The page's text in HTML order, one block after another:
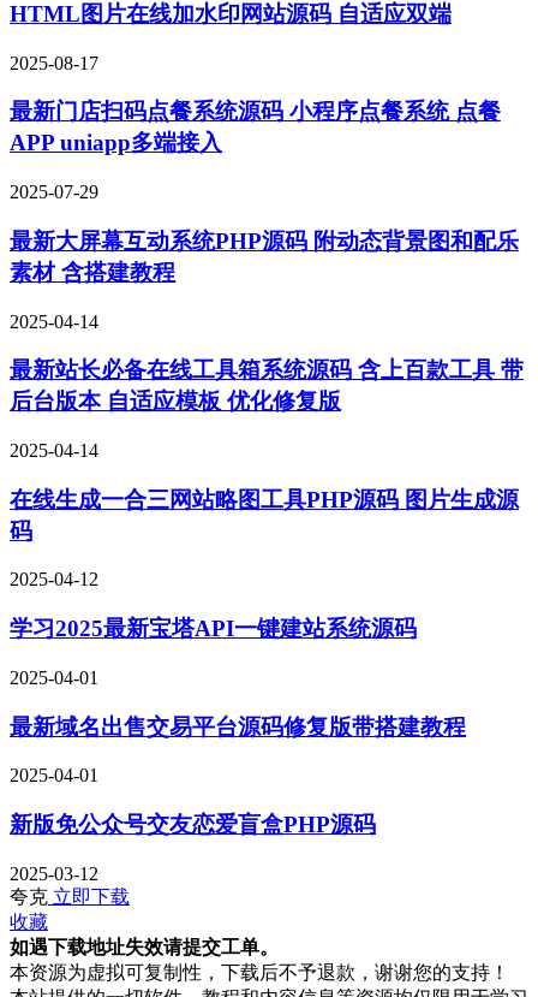
HTML图片在线加水印网站源码 自适应双端
2025-08-17
最新门店扫码点餐系统源码 小程序点餐系统 点餐
APP uniapp多端接入
2025-07-29
最新大屏幕互动系统PHP源码 附动态背景图和配乐
素材 含搭建教程
2025-04-14
最新站长必备在线工具箱系统源码 含上百款工具 带
后台版本 自适应模板 优化修复版
2025-04-14
在线生成一合三网站略图工具PHP源码 图片生成源
码
2025-04-12
学习2025最新宝塔API一键建站系统源码
2025-04-01
最新域名出售交易平台源码修复版带搭建教程
2025-04-01
新版免公众号交友恋爱盲盒PHP源码
2025-03-12
夸克 立即下载
收藏
如遇下载地址失效请提交工单。
本资源为虚拟可复制性，下载后不予退款，谢谢您的支持！